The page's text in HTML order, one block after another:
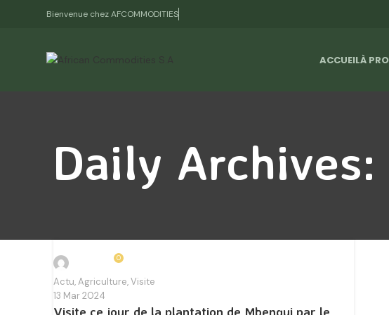
Bienvenue chez AFCOMMODITIES
ACCUEILÀ
Daily
0
Actu,Agriculture,Visite
13 Mar 2024
Visite ce jour de la plantation de Mbengui par le